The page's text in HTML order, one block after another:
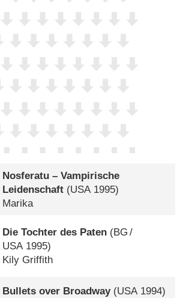
Nosferatu – Vampirische
Leidenschaft (USA1995)
Marika
Die Tochter des Paten (BG /
USA1995)
Kily Griffith
Bullets over Broadway(USA1994)